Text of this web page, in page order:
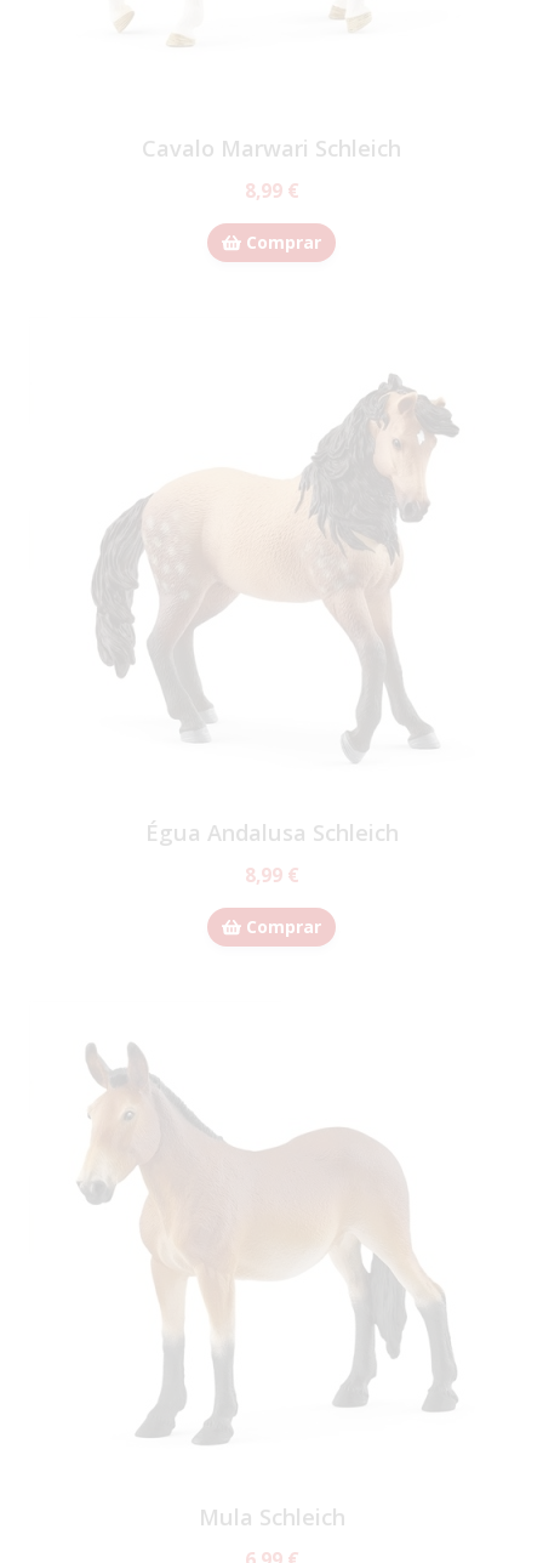
Cavalo Marwari Schleich
8,99 €
Comprar
Égua Andalusa Schleich
8,99 €
Comprar
Mula Schleich